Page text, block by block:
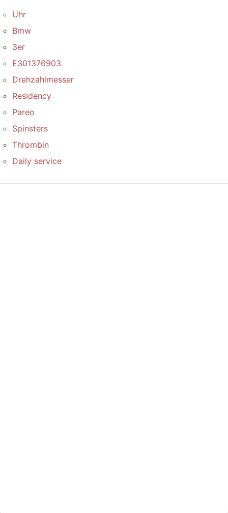
Uhr
Bmw
3er
E301376903
Drehzahlmesser
Residency
Pareo
Spinsters
Thrombin
Daily service